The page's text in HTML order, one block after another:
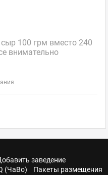
100 грм вместо 240
внимательно
заведение
(ЧаВо) Пакеты размещения